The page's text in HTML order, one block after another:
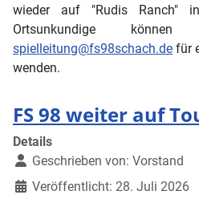
wieder auf "Rudis Ranch"
Ortsunkundige
spielleitung@fs98schach.de für
wenden.
FS 98 weiter auf
Details
Geschrieben von: Vorstand
Veröffentlicht: 28. Juli 2026